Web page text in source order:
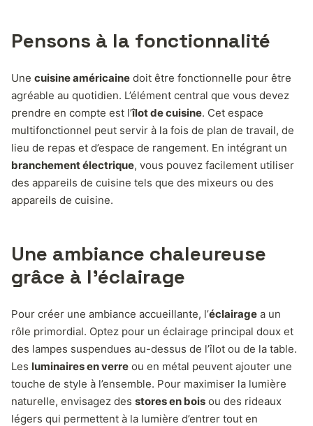
Pensons à la fonctionnalité
Une cuisine américaine doit être fonctionnelle pour être
agréable au quotidien. L’élément central que vous devez
prendre en compte est l’îlot de cuisine. Cet espace
multifonctionnel peut servir à la fois de plan de travail, de
lieu de repas et d’espace de rangement. En intégrant un
branchement électrique, vous pouvez facilement utiliser
des appareils de cuisine tels que des mixeurs ou des
appareils de cuisine.
Une ambiance chaleureuse
grâce à l’éclairage
Pour créer une ambiance accueillante, l’éclairage a un
rôle primordial. Optez pour un éclairage principal doux et
des lampes suspendues au-dessus de l’îlot ou de la table.
Les luminaires en verre ou en métal peuvent ajouter une
touche de style à l’ensemble. Pour maximiser la lumière
naturelle, envisagez des stores en bois ou des rideaux
légers qui permettent à la lumière d’entrer tout en